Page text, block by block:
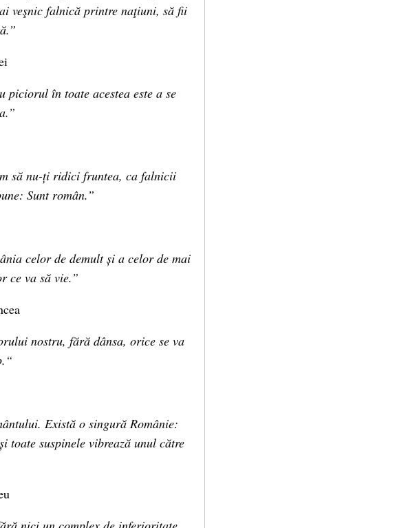
veşnic falnică printre naţiuni, să fii
în toate acestea este a se
să nu-ți ridici fruntea, ca falnicii
Sunt român.”
celor de demult și a celor de mai
ce va să vie.”
nostru, fără dânsa, orice se va
Există o singură Românie:
suspinele vibrează unul către